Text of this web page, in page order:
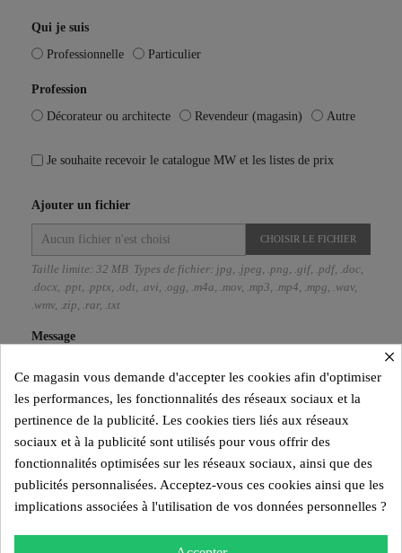
Qui je suis
Professionnelle
Particulier
Profession
Décorateur ou architecte
Revendeur (magasin) Autre
Je souhaite recevoir le catalogue MW et les listes de prix
Ajouter un fichier
CHOISIR LE FICHIER
Taille limite: 32 MB Types de fichier: jpg, .jpeg, .png, .gif, .pdf, .doc,
.docx, .ppt, .pptx, .odt, .avi, .ogg, .m4a, .mov, .mp3, .mp4, .mpg, .wav,
.wmv, .zip, .rar, .txt
Message
×
Ce magasin vous demande d'accepter les cookies afin d'optimiser
les performances, les fonctionnalités des réseaux sociaux et la
pertinence de la publicité. Les cookies tiers liés aux réseaux
sociaux et à la publicité sont utilisés pour vous offrir des
fonctionnalités optimisées sur les réseaux sociaux, ainsi que des
publicités personnalisées. Acceptez-vous ces cookies ainsi que les
implications associées à l'utilisation de vos données personnelles ?